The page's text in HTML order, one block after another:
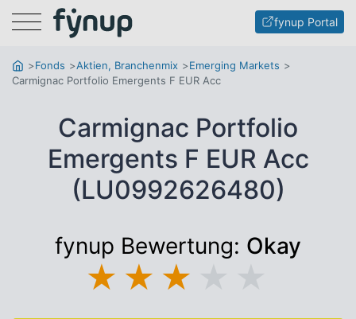
Menu fynup Portal
Fonds Aktien, Branchenmix
Emerging Markets
Carmignac Portfolio Emergents F EUR Acc
Carmignac Portfolio
Emergents F EUR Acc
(LU0992626480)
fynup Bewertung: Okay
★ ★ ★